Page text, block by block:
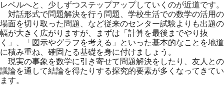
レベルへと、少しずつステップアップしていくのが近道です。
対話形式で問題解決を行う問題、学校生活での数学の活用の
場面を切り取った問題、など従来のセンター試験よりも出題の
幅が大きく広がりますが、まずは「計算を最後までやり抜
く」、「図示やグラフを考える」といった基本的なことを地道
に積み重ね、確固たる基礎を身に付けましょう。
現実の事象を数学に引き寄せて問題解決をしたり、友人との
議論を通して結論を得たりする探究的要素が多くなってきてい
ます。